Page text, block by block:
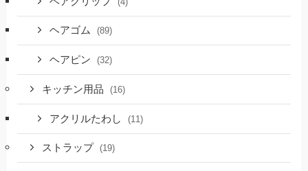
ヘアゴム (89)
ヘアピン (32)
キッチン用品 (16)
アクリルたわし (11)
ストラップ (19)